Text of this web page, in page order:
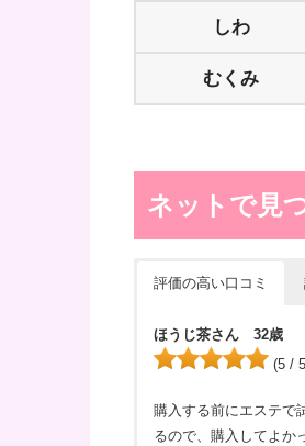
しわ
むくみ
ネットで見
評価の高い口コミ
ほうじ茶さん 32歳
(5 /
購入する前にエステで
るので、購入してよか